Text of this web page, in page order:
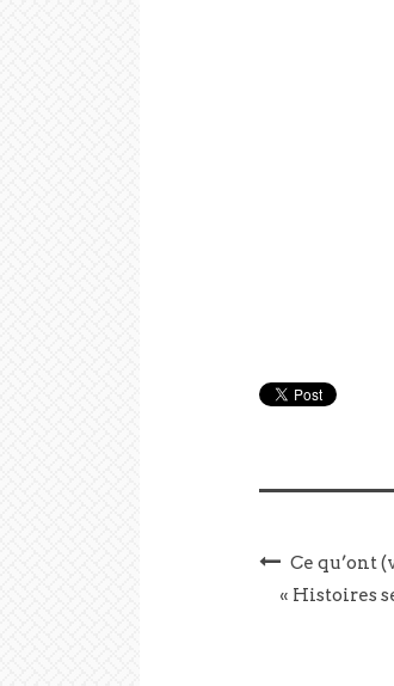
Ce qu’ont
« Histoires